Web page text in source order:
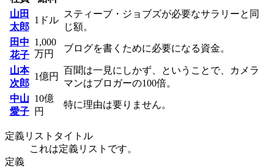
山田
太郎
1ドル
スティーブ・ジョブズが必要なサラリーと同
じ額。
田中
花子
1,000
万円
ブログを書くために必要になる資金。
山本
次郎
1億円
百聞は一見にしかず、ということで、カメラ
マンはブロガーの100倍。
中山
愛子
10億
円
特に理由は要りません。
定義リストタイトル
これは定義リストです。
定義